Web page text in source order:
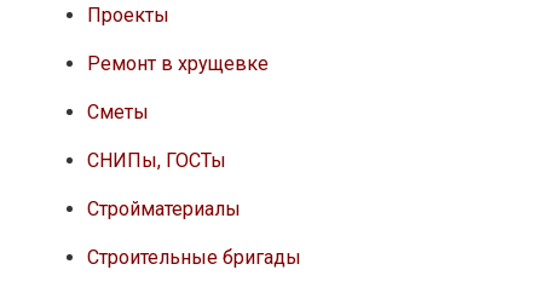
Проекты
Ремонт в хрущевке
Сметы
СНИПы, ГОСТы
Стройматериалы
Строительные бригады